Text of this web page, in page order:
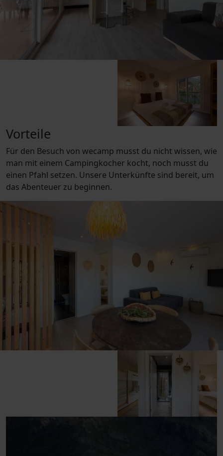
Vorteile
Für den Besuch von wecamp musst du nicht wissen, wie
man mit einem Campingkocher kocht, noch musst du
einen Pfahl setzen. Unsere Unterkünfte sind bereit, um
das Abenteuer zu beginnen.